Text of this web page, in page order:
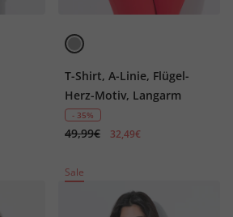
T-Shirt, A-Linie, Flügel-
Herz-Motiv, Langarm
- 35%
49,99€ 32,49€
Sale